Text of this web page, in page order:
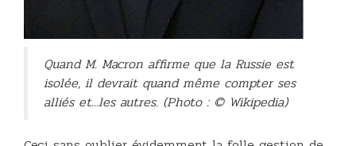
Quand M. Macron affirme que la Russie est
isolée, il devrait quand même compter ses
alliés et...les autres. (Photo : © Wikipedia)